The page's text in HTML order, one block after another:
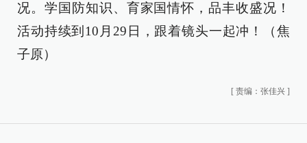
况。学国防知识、育家国情怀，品丰收盛况！
活动持续到10月29日，跟着镜头一起冲！（焦
子原）
[ 责编：张佳兴 ]